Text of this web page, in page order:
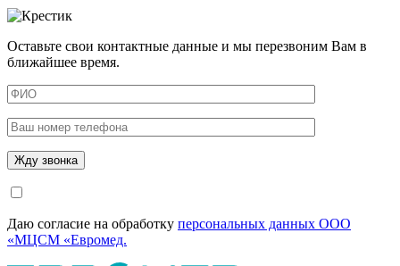
Оставьте свои контактные данные и мы перезвоним Вам в
ближайшее время.
Даю согласие на обработку персональных данных ООО
«МЦСМ «Евромед.